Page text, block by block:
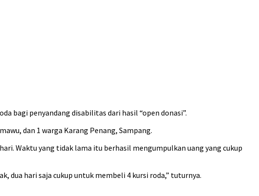
bagi penyandang disabilitas dari hasil “open donasi”.
dan 1 warga Karang Penang, Sampang.
Waktu yang tidak lama itu berhasil mengumpulkan uang yang cukup
dua hari saja cukup untuk membeli 4 kursi roda,” tuturnya.